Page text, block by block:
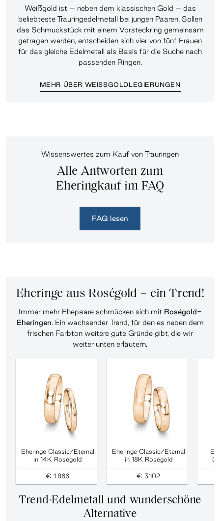
Weißgold ist – neben dem klassischen Gold – das
beliebteste Trauringedelmetall bei jungen Paaren. Sollen
das Schmuckstück mit einem Vorsteckring gemeinsam
getragen werden, entscheiden sich vier von fünf Frauen
für das gleiche Edelmetall als Basis für die Suche nach
passenden Ringen.
MEHR ÜBER WEISSGOLDLEGIERUNGEN
Wissenswertes zum Kauf von Trauringen
Alle Antworten zum
Eheringkauf im FAQ
FAQ lesen
Eheringe aus Roségold – ein Trend!
Immer mehr Ehepaare schmücken sich mit Roségold-
Eheringen. Ein wachsender Trend, für den es neben dem
frischen Farbton weitere gute Gründe gibt, die wir
weiter unten erläutern.
Eheringe Classic/Eternal
in 14K Roségold
€ 1.866
Eheringe Classic/Eternal
in 18K Roségold
€ 3.102
Trend-Edelmetall und wunderschöne
Alternative